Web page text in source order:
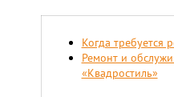
Когда требуется
Ремонт и
«Квадростиль»